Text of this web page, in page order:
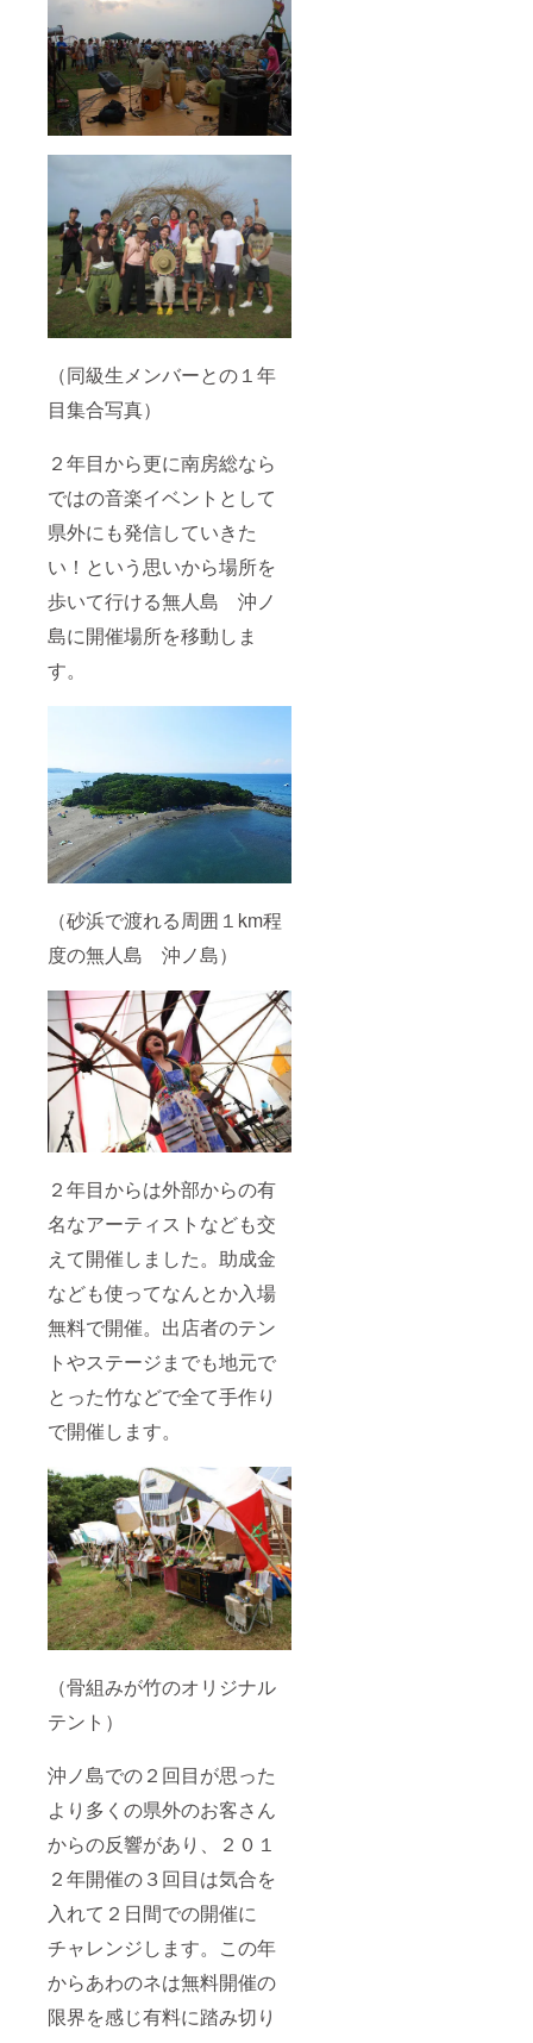
（同級生メンバーとの１年
目集合写真）
２年目から更に南房総なら
ではの音楽イベントとして
県外にも発信していきた
い！という思いから場所を
歩いて行ける無人島 沖ノ
島に開催場所を移動しま
す。
（砂浜で渡れる周囲１km程
度の無人島 沖ノ島）
２年目からは外部からの有
名なアーティストなども交
えて開催しました。助成金
なども使ってなんとか入場
無料で開催。出店者のテン
トやステージまでも地元で
とった竹などで全て手作り
で開催します。
（骨組みが竹のオリジナル
テント）
沖ノ島での２回目が思った
より多くの県外のお客さん
からの反響があり、２０１
２年開催の３回目は気合を
入れて２日間での開催に
チャレンジします。この年
からあわのネは無料開催の
限界を感じ有料に踏み切り